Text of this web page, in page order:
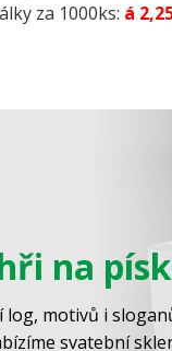
za 1000ks: á
na
log, motivů i
svatební